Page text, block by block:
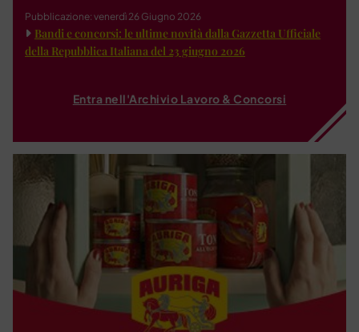
Pubblicazione: venerdì 26 Giugno 2026
Bandi e concorsi: le ultime novità dalla Gazzetta Ufficiale
della Repubblica Italiana del 23 giugno 2026
Entra nell'Archivio Lavoro & Concorsi